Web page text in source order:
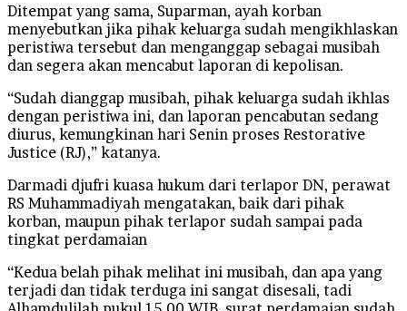
Ditempat yang sama, Suparman, ayah korban
menyebutkan jika pihak keluarga sudah mengikhlaskan
peristiwa tersebut dan menganggap sebagai musibah
dan segera akan mencabut laporan di kepolisan.
“Sudah dianggap musibah, pihak keluarga sudah ikhlas
dengan peristiwa ini, dan laporan pencabutan sedang
diurus, kemungkinan hari Senin proses Restorative
Justice (RJ),” katanya.
Darmadi djufri kuasa hukum dari terlapor DN, perawat
RS Muhammadiyah mengatakan, baik dari pihak
korban, maupun pihak terlapor sudah sampai pada
tingkat perdamaian
“Kedua belah pihak melihat ini musibah, dan apa yang
terjadi dan tidak terduga ini sangat disesali, tadi